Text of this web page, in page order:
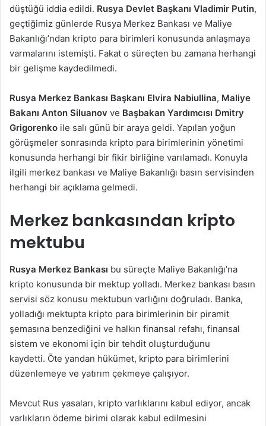
düştüğü iddia edildi. Rusya Devlet Başkanı Vladimir Putin,
geçtiğimiz günlerde Rusya Merkez Bankası ve Maliye
Bakanlığı’ndan kripto para birimleri konusunda anlaşmaya
varmalarını istemişti. Fakat o süreçten bu zamana herhangi
bir gelişme kaydedilmedi.
Rusya Merkez Bankası Başkanı Elvira Nabiullina, Maliye
Bakanı Anton Siluanov ve Başbakan Yardımcısı Dmitry
Grigorenko ile salı günü bir araya geldi. Yapılan yoğun
görüşmeler sonrasında kripto para birimlerinin yönetimi
konusunda herhangi bir fikir birliğine varılamadı. Konuyla
ilgili merkez bankası ve Maliye Bakanlığı basın servisinden
herhangi bir açıklama gelmedi.
Merkez bankasından kripto
mektubu
Rusya Merkez Bankası bu süreçte Maliye Bakanlığı’na
kripto konusunda bir mektup yolladı. Merkez bankası basın
servisi söz konusu mektubun varlığını doğruladı. Banka,
yolladığı mektupta kripto para birimlerinin bir piramit
şemasına benzediğini ve halkın finansal refahı, finansal
sistem ve ekonomi için bir tehdit oluşturduğunu
kaydetti. Öte yandan hükümet, kripto para birimlerini
düzenlemeye ve yatırım çekmeye çalışıyor.
Mevcut Rus yasaları, kripto varlıklarını kabul ediyor, ancak
varlıkların ödeme birimi olarak kabul edilmesini